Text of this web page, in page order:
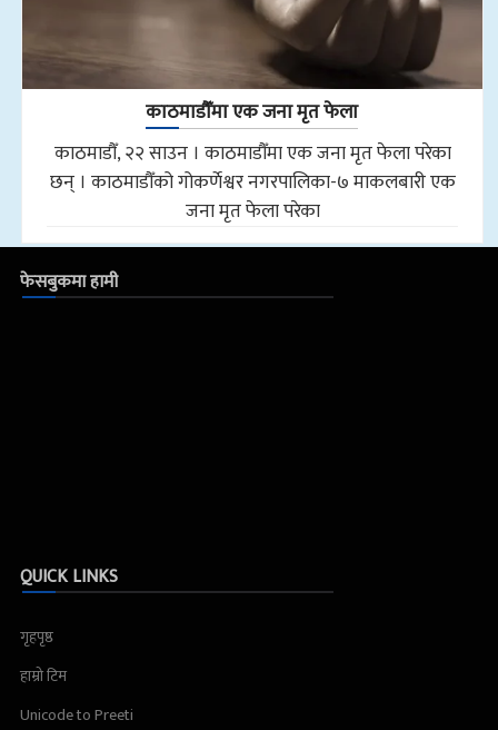
काठमाडौँमा एक जना मृत फेला
काठमाडौँ, २२ साउन । काठमाडौँमा एक जना मृत फेला परेका
छन् । काठमाडौँको गोकर्णेश्वर नगरपालिका-७ माकलबारी एक
जना मृत फेला परेका
फेसबुकमा हामी
QUICK LINKS
गृहपृष्ठ
हाम्रो टिम
Unicode to Preeti